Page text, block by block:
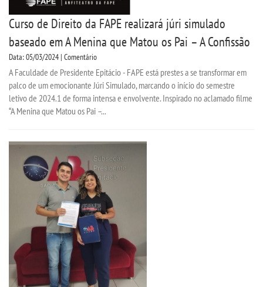
Curso de Direito da FAPE realizará júri simulado
baseado em A Menina que Matou os Pai – A Confissão
Data: 05/03/2024 | Comentário
A Faculdade de Presidente Epitácio - FAPE está prestes a se transformar em
palco de um emocionante Júri Simulado, marcando o início do semestre
letivo de 2024.1 de forma intensa e envolvente. Inspirado no aclamado filme
“A Menina que Matou os Pai –...